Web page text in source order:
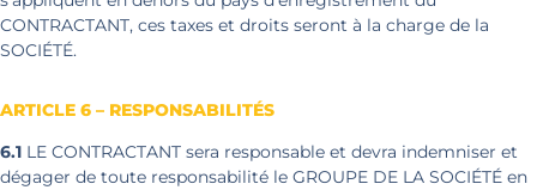
CONTRACTANT, ces taxes et droits seront à la charge de la
SOCIÉTÉ.
ARTICLE 6 – RESPONSABILITÉS
6.1 LE CONTRACTANT sera responsable et devra indemniser et
dégager de toute responsabilité le GROUPE DE LA SOCIÉTÉ en